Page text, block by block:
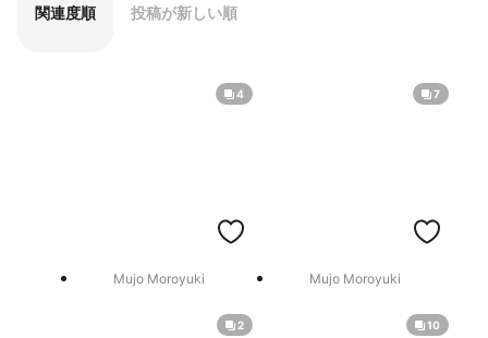
関連度順 投稿が新しい順
4
Mujo Moroyuki
7
Mujo Moroyuki
2 10